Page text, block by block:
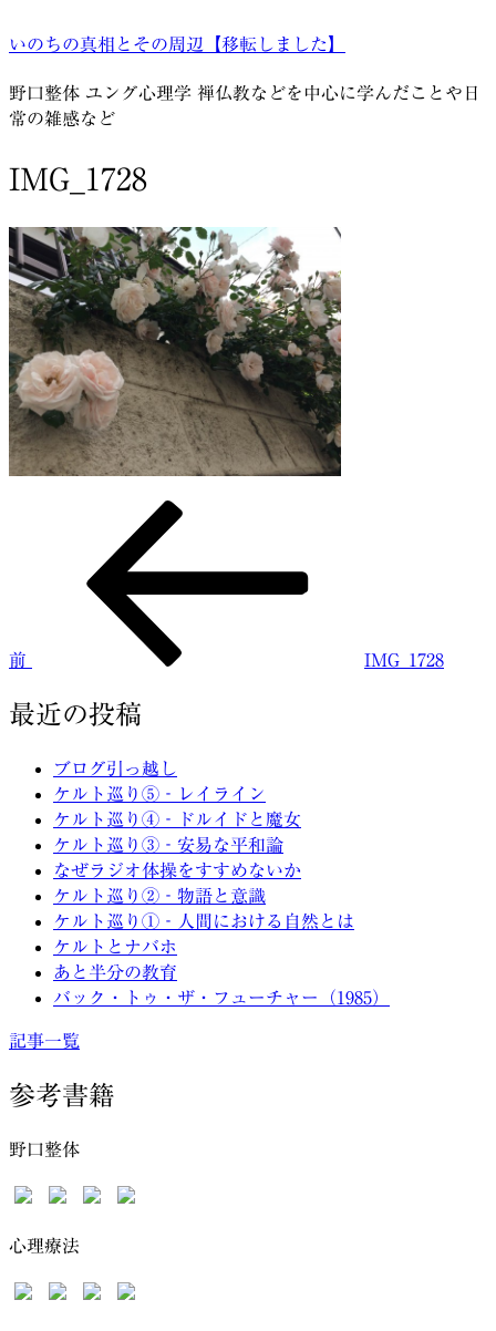
ン
ン
ツ
ッ
プ
いのちの真相とその周辺【移転しました】
野口整体 ユング心理学 禅仏教などを中心に学んだことや日
常の雑感など
IMG_1728
ゲ
ー
前 IMG_1728
最近の投稿
ブログ引っ越し
ケルト巡り⑤‐レイライン
ケルト巡り④‐ドルイドと魔女
ケルト巡り③‐安易な平和論
なぜラジオ体操をすすめないか
ケルト巡り②‐物語と意識
ケルト巡り①‐人間における自然とは
ケルトとナバホ
あと半分の教育
バック・トゥ・ザ・フューチャー（1985）
記事一覧
参考書籍
野口整体
心理療法